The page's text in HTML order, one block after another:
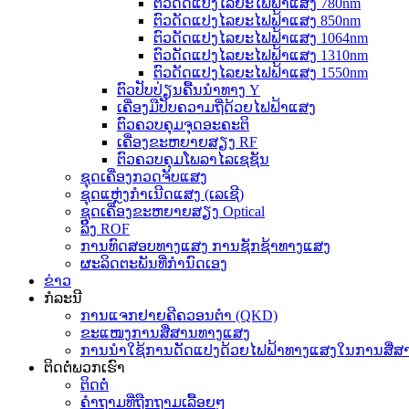
ຕົວດັດແປງໄລຍະໄຟຟ້າແສງ 780nm
ຕົວດັດແປງໄລຍະໄຟຟ້າແສງ 850nm
ຕົວດັດແປງໄລຍະໄຟຟ້າແສງ 1064nm
ຕົວດັດແປງໄລຍະໄຟຟ້າແສງ 1310nm
ຕົວດັດແປງໄລຍະໄຟຟ້າແສງ 1550nm
ຕົວປັບປ່ຽນຄື້ນນຳທາງ Y
ເຄື່ອງມືປັບຄວາມຖີ່ດ້ວຍໄຟຟ້າແສງ
ຕົວຄວບຄຸມຈຸດອະຄະຕິ
ເຄື່ອງຂະຫຍາຍສຽງ RF
ຕົວຄວບຄຸມໂພລາໄລເຊຊັນ
ຊຸດເຄື່ອງກວດຈັບແສງ
ຊຸດແຫຼ່ງກຳເນີດແສງ (ເລເຊີ)
ຊຸດເຄື່ອງຂະຫຍາຍສຽງ Optical
ລິ້ງ ROF
ການທົດສອບທາງແສງ ການຊັກຊ້າທາງແສງ
ຜະລິດຕະພັນທີ່ກຳນົດເອງ
ຂ່າວ
ກໍລະນີ
ການແຈກຢາຍຄີຄວອນຕຳ (QKD)
ຂະແໜງການສື່ສານທາງແສງ
ການນຳໃຊ້ການດັດແປງດ້ວຍໄຟຟ້າທາງແສງໃນການສື່ສ
ຕິດຕໍ່ພວກເຮົາ
ຕິດຕໍ່
ຄຳຖາມທີ່ຖືກຖາມເລື້ອຍໆ